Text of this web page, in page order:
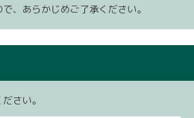
、あらかじめご了承ください。
さい。